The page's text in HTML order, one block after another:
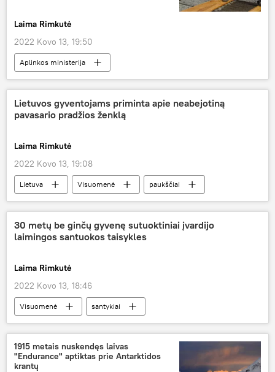
Laima Rimkutė
2022 Kovo 13, 19:50
Aplinkos ministerija
Lietuvos gyventojams priminta apie neabejotiną
pavasario pradžios ženklą
Laima Rimkutė
2022 Kovo 13, 19:08
Lietuva Visuomenė paukščiai
30 metų be ginčų gyvenę sutuoktiniai įvardijo
laimingos santuokos taisykles
Laima Rimkutė
2022 Kovo 13, 18:46
Visuomenė santykiai
1915 metais nuskendęs laivas
"Endurance" aptiktas prie Antarktidos
krantų